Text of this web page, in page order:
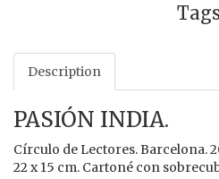
Description
PASIÓN INDIA.
Círculo de Lectores. Barcelona.
22 x 15 cm. Cartoné con